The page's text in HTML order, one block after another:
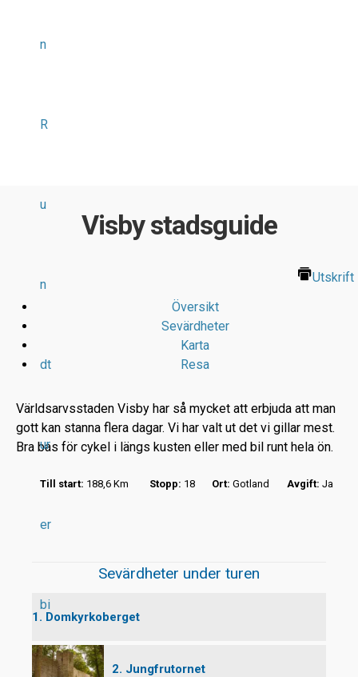
n
R
u
n
dt
ur
er
bi
Visby stadsguide
Utskrift
Översikt
Sevärdheter
Karta
Resa
Världsarvsstaden Visby har så mycket att erbjuda att man
gott kan stanna flera dagar. Vi har valt ut det vi gillar mest.
Bra bas för cykel i längs kusten eller med bil runt hela ön.
Till start: 188,6 Km Stopp: 18 Ort: Gotland Avgift: Ja
Sevärdheter under turen
1. Domkyrkoberget
2. Jungfrutornet